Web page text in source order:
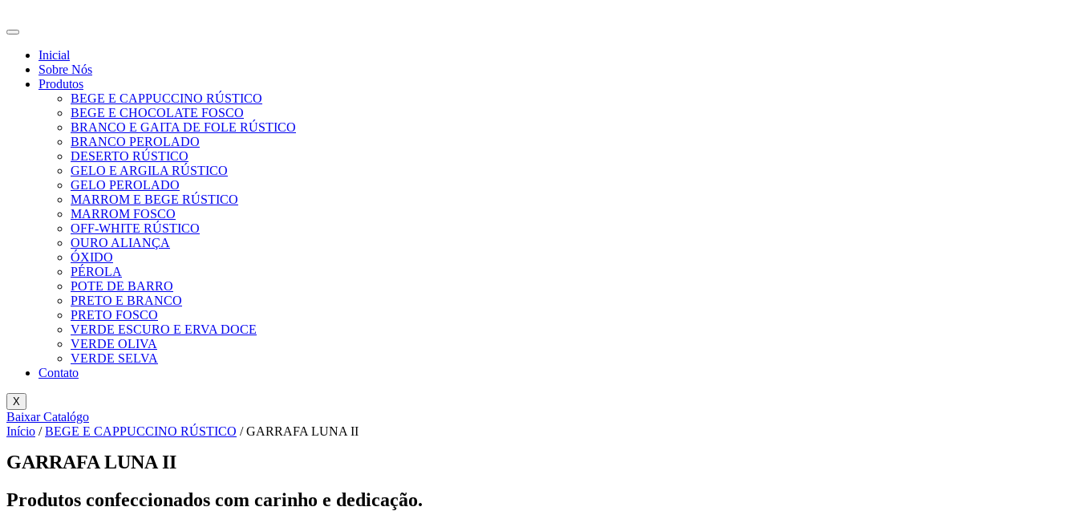
para
conteúdoInicial
Sobre Nós
Produtos
BEGE E CAPPUCCINO RÚSTICO
BEGE E CHOCOLATE FOSCO
BRANCO E GAITA DE FOLE RÚSTICO
BRANCO PEROLADO
DESERTO RÚSTICO
GELO E ARGILA RÚSTICO
GELO PEROLADO
MARROM E BEGE RÚSTICO
MARROM FOSCO
OFF-WHITE RÚSTICO
OURO ALIANÇA
ÓXIDO
PÉROLA
POTE DE BARRO
PRETO E BRANCO
PRETO FOSCO
VERDE ESCURO E ERVA DOCE
VERDE OLIVA
VERDE SELVA
Contato
X
Baixar Catalógo
Início /BEGE E CAPPUCCINO RÚSTICO / GARRAFA LUNA II
GARRAFA LUNA II
Produtos confeccionados com carinho e dedicação.